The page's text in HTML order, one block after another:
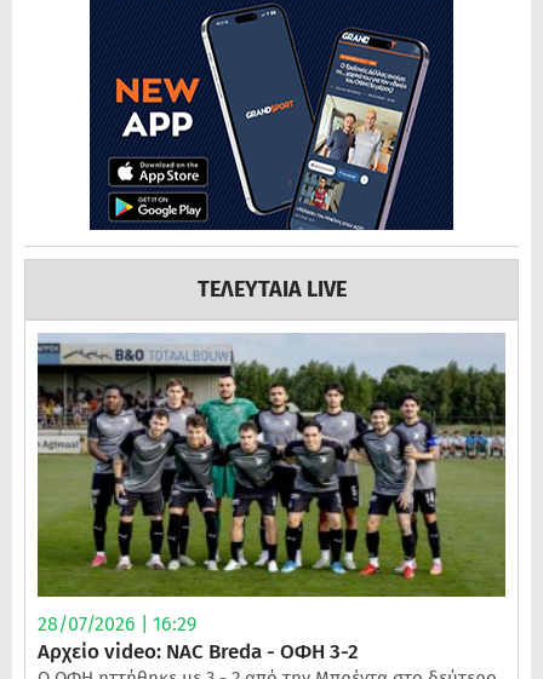
ΤΕΛΕΥΤΑΙΑ LIVE
28/07/2026 | 16:29
Αρχείο video: NAC Breda - ΟΦΗ 3-2